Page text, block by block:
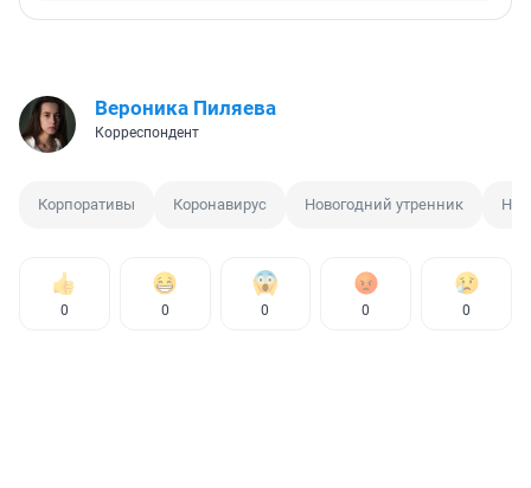
Вероника Пиляева
Корреспондент
Корпоративы Коронавирус Новогодний утренник
0 0 0 0 0